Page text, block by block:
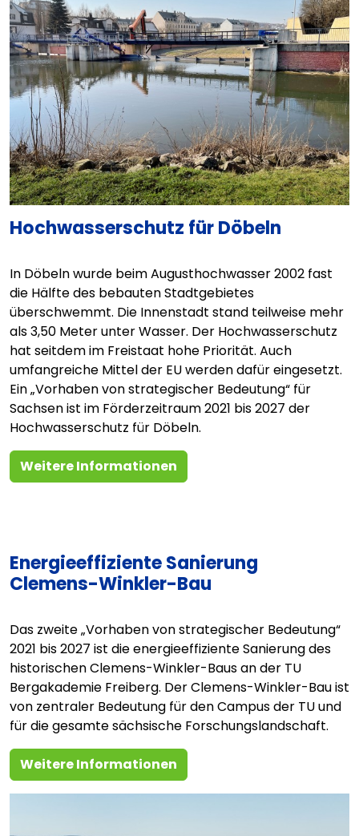
Hochwasserschutz für Döbeln
In Döbeln wurde beim Augusthochwasser 2002 fast
die Hälfte des bebauten Stadtgebietes
überschwemmt. Die Innenstadt stand teilweise mehr
als 3,50 Meter unter Wasser. Der Hochwasserschutz
hat seitdem im Freistaat hohe Priorität. Auch
umfangreiche Mittel der EU werden dafür eingesetzt.
Ein „Vorhaben von strategischer Bedeutung“ für
Sachsen ist im Förderzeitraum 2021 bis 2027 der
Hochwasserschutz für Döbeln.
Weitere Informationen
Energieeffiziente Sanierung
Clemens-Winkler-Bau
Das zweite „Vorhaben von strategischer Bedeutung“
2021 bis 2027 ist die energieeffiziente Sanierung des
historischen Clemens-Winkler-Baus an der TU
Bergakademie Freiberg. Der Clemens-Winkler-Bau ist
von zentraler Bedeutung für den Campus der TU und
für die gesamte sächsische Forschungslandschaft.
Weitere Informationen